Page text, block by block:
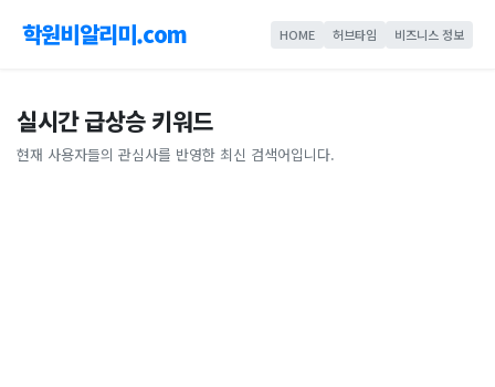
학원비알리미.com HOME 허브타임 비즈니스 정보
실시간 급상승 키워드
현재 사용자들의 관심사를 반영한 최신 검색어입니다.